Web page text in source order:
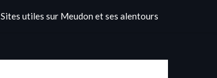
Sites utiles sur Meudon et ses alentours